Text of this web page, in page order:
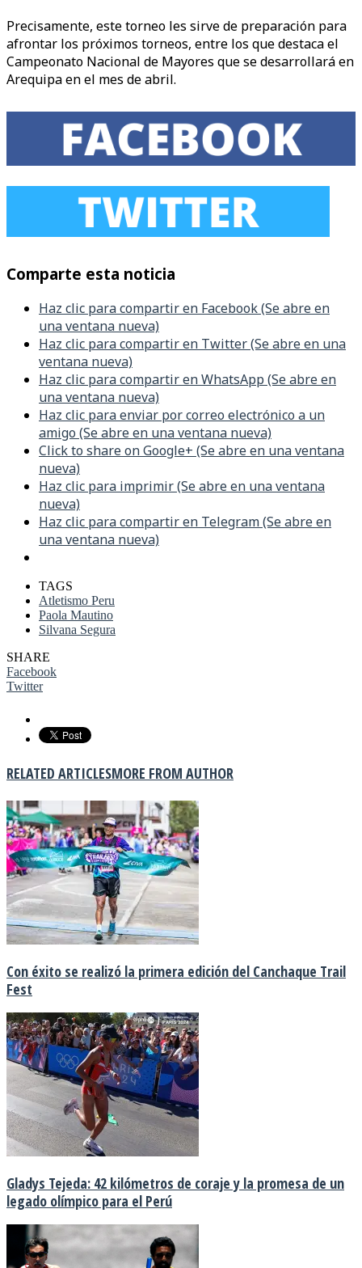
Precisamente, este torneo les sirve de preparación para
afrontar los próximos torneos, entre los que destaca el
Campeonato Nacional de Mayores que se desarrollará en
Arequipa en el mes de abril.
Comparte esta noticia
Haz clic para compartir en Facebook (Se abre en
una ventana nueva)
Haz clic para compartir en Twitter (Se abre en una
ventana nueva)
Haz clic para compartir en WhatsApp (Se abre en
una ventana nueva)
Haz clic para enviar por correo electrónico a un
amigo (Se abre en una ventana nueva)
Click to share on Google+ (Se abre en una ventana
nueva)
Haz clic para imprimir (Se abre en una ventana
nueva)
Haz clic para compartir en Telegram (Se abre en
una ventana nueva)
TAGS
Atletismo Peru
Paola Mautino
Silvana Segura
SHARE
Facebook
Twitter
RELATED ARTICLESMORE FROM AUTHOR
Con éxito se realizó la primera edición del Canchaque Trail
Fest
Gladys Tejeda: 42 kilómetros de coraje y la promesa de un
legado olímpico para el Perú